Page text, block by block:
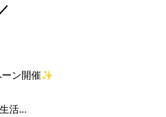
ン開催✨
活…